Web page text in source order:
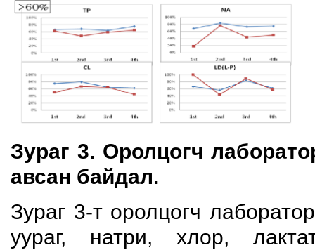
Зураг 3. Оролцогч
авсан байдал.
Зураг 3-т оролцогч
уураг, натри, хлор,